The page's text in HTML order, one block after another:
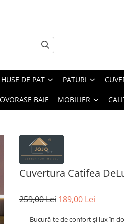
HUSE DE PAT PATURI
BAIE MOBILIER
Cuvertura Catifea
259,00 Lei 189,00 Lei
Bucură-te de confort și lux în